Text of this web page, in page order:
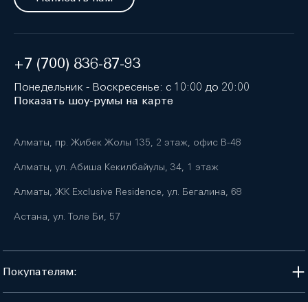
+7 (700) 836-87-93
Понедельник - Воскресенье: с 10:00 до 20:00
Показать шоу-румы на карте
Алматы, пр. Жибек Жолы 135, 2 этаж, офис B-48
Алматы, ул. Абиша Кекилбайулы, 34, 1 этаж
Алматы, ЖК Exclusive Residence, ул. Бегалина, 68
Астана, ул. Толе Би, 57
Покупателям: